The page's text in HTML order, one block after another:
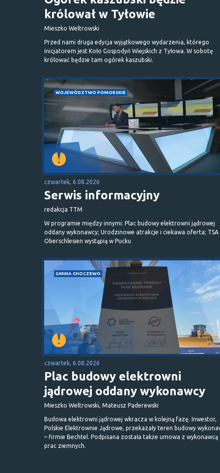
królował w Tyłowie
Mieszko Weltrowski
Przed nami druga edycja wyjątkowego wydarzenia, którego
inicjatorem jest Koło Gospodyń Wiejskich z Tyłowa. W sobotę
królować będzie tam ogórek kaszubski.
WOJEWÓDZTWO POMORSKIE
czwartek, 6.08.2026
Serwis informacyjny
redakcja TTM
W programie między innymi: Plac budowy elektrowni jądrowej
oddany wykonawcy; Urodzinowe atrakcje i ciekawa oferta; TSA
Oberschlesien wystąpią w Pucku
GMINA CHOCZEWO
czwartek, 6.08.2026
Plac budowy elektrowni
jądrowej oddany wykonawcy
Mieszko Weltrowski, Mateusz Paderewski
Budowa elektrowni jądrowej wkracza w kolejną fazę. Inwestor,
Polskie Elektrownie Jądrowe, przekazały teren budowy
– firmie Bechtel. Podpisana została także umowa z wykonawcą
prac ziemnych.